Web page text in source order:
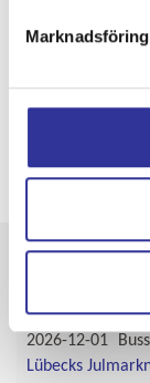
Marknadsföring
Tillval
2026-12-01
Buss
Lübecks